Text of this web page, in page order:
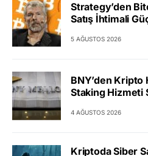
Strategy’den
Satış İhtimali
5 AĞUSTOS 2026
BNY’den Kripto
Staking Hizmeti
4 AĞUSTOS 2026
Kriptoda Siber